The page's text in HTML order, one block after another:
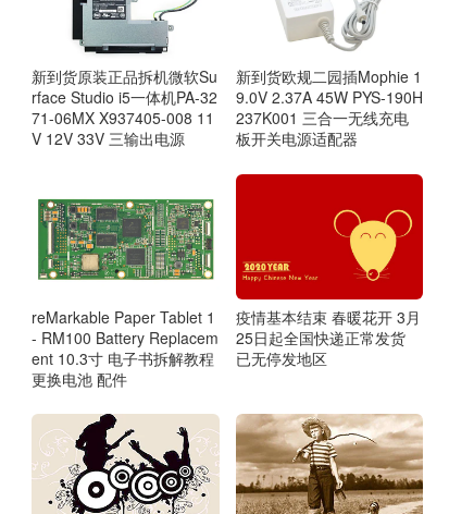
新到货原装正品拆机微软Su
rface Studio i5一体机PA-32
71-06MX X937405-008 11
V 12V 33V 三输出电源
新到货欧规二园插Mophie 1
9.0V 2.37A 45W PYS-190H
237K001 三合一无线充电
板开关电源适配器
reMarkable Paper Tablet 1
- RM100 Battery Replacem
ent 10.3寸 电子书拆解教程
更换电池 配件
疫情基本结束 春暖花开 3月
25日起全国快递正常发货
已无停发地区